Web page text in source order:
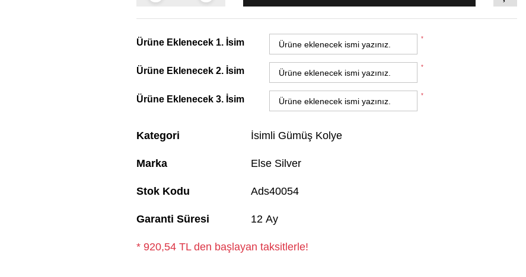
Ürüne Eklenecek 1. İsim *
Ürüne Eklenecek 2. İsim *
Ürüne Eklenecek 3. İsim *
Kategori İsimli Gümüş Kolye
Marka Else Silver
Stok Kodu Ads40054
Garanti Süresi 12 Ay
* 920,54 TL den başlayan taksitlerle!